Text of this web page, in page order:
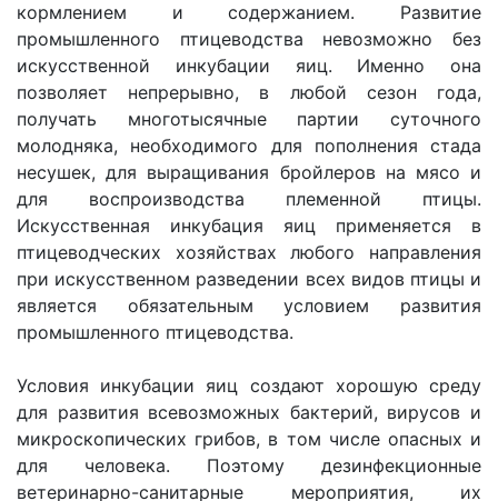
кормлением и содержанием. Развитие
промышленного птицеводства невозможно без
искусственной инкубации яиц. Именно она
позволяет непрерывно, в любой сезон года,
получать многотысячные партии суточного
молодняка, необходимого для пополнения стада
несушек, для выращивания бройлеров на мясо и
для воспроизводства племенной птицы.
Искусственная инкубация яиц применяется в
птицеводческих хозяйствах любого направления
при искусственном разведении всех видов птицы и
является обязательным условием развития
промышленного птицеводства.
Условия инкубации яиц создают хорошую среду
для развития всевозможных бактерий, вирусов и
микроскопических грибов, в том числе опасных и
для человека. Поэтому дезинфекционные
ветеринарно-санитарные мероприятия, их